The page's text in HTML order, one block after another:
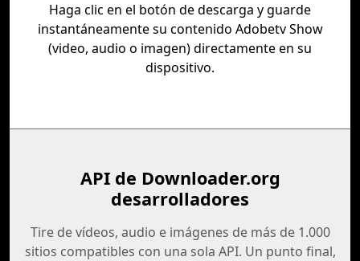
Haga clic en el botón de descarga y guarde
instantáneamente su contenido Adobetv Show
(video, audio o imagen) directamente en su
dispositivo.
API de Downloader.org
desarrolladores
Tire de vídeos, audio e imágenes de más de 1.000
sitios compatibles con una sola API. Un punto final,